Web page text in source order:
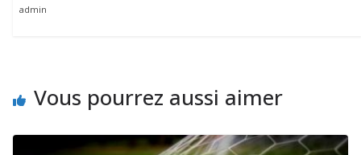
admin
Vous pourrez aussi aimer